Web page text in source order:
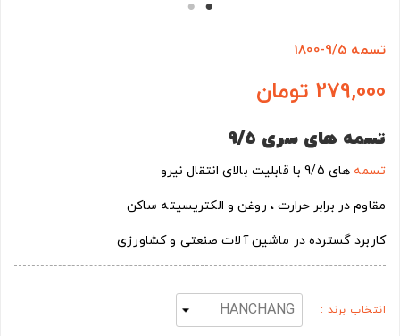
تسمه 9/5-1800
279,000 تومان
تسمه های سری
تسمه های 9/5 با قابلیت بالای انتقال نیرو
مقاوم در برابر حرارت ، روغن و الکتریسیته ساکن
کاربرد گسترده در ماشین آلات صنعتی و کشاورزی
انتخاب برند :